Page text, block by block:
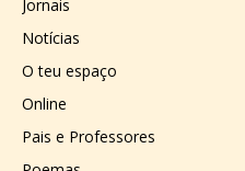
Jornais
Notícias
O teu espaço
Online
Pais e Professores